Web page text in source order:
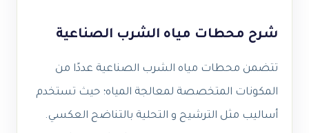
شرح محطات مياه الشرب الصناعية
تتضمن محطات مياه الشرب الصناعية عددًا من
المكونات المتخصصة لمعالجة المياه؛ حيث تستخدم
أساليب مثل الترشيح و التحلية بالتناضح العكسي.